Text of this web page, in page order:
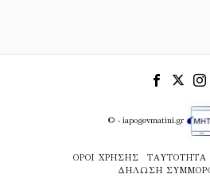
© - iapogevmatini.gr
ΌΡΟΙ ΧΡΉΣΗΣ ΤΑΥΤΌΤΗΤΑ
ΔΉΛΩΣΗ